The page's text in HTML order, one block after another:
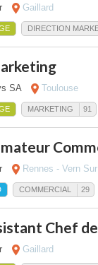
Gaillard
DIRECTION
SA Toulouse
MARKETING 91
Rennes - Vern
COMMERCIAL 29
Chef
Gaillard